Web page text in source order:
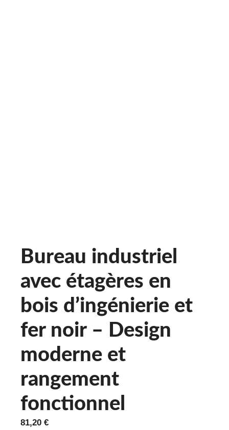
Bureau industriel
avec étagères en
bois d’ingénierie et
fer noir – Design
moderne et
rangement
fonctionnel
81,20 €